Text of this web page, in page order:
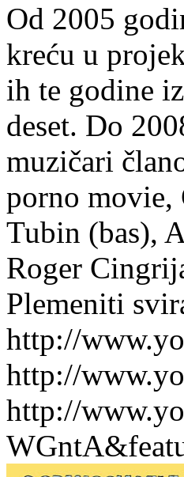
Od 2005
kreću u
ih te godine
deset. Do
muzičari
porno movie,
Tubin (bas),
Roger
Plemeniti
http://
http://
http://